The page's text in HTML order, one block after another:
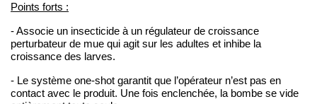
Points forts :
- Associe un insecticide à un régulateur de croissance
perturbateur de mue qui agit sur les adultes et inhibe la
croissance des larves.
- Le système one-shot garantit que l’opérateur n’est pas en
contact avec le produit. Une fois enclenchée, la bombe se vide